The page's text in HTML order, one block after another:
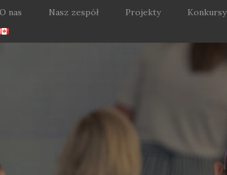
O nas Nasz zespół Projekty Konkursy